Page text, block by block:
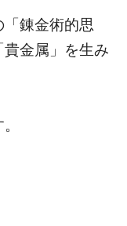
「錬金術的思
金属」を生み